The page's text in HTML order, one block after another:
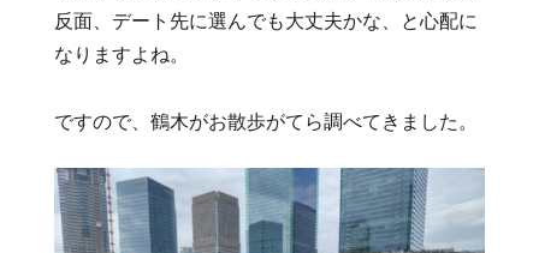
反面、デート先に選んでも大丈夫かな、と心配に
なりますよね。
ですので、鶴木がお散歩がてら調べてきました。